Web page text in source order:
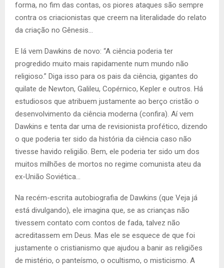
forma, no fim das contas, os piores ataques são sempre
contra os criacionistas que creem na literalidade do relato
da criação no Gênesis…
E lá vem Dawkins de novo: “A ciência poderia ter
progredido muito mais rapidamente num mundo não
religioso.” Diga isso para os pais da ciência, gigantes do
quilate de Newton, Galileu, Copérnico, Kepler e outros. Há
estudiosos que atribuem justamente ao berço cristão o
desenvolvimento da ciência moderna (confira). Aí vem
Dawkins e tenta dar uma de revisionista profético, dizendo
o que poderia ter sido da história da ciência caso não
tivesse havido religião. Bem, ele poderia ter sido um dos
muitos milhões de mortos no regime comunista ateu da
ex-União Soviética…
Na recém-escrita autobiografia de Dawkins (que Veja já
está divulgando), ele imagina que, se as crianças não
tivessem contato com contos de fada, talvez não
acreditassem em Deus. Mas ele se esquece de que foi
justamente o cristianismo que ajudou a banir as religiões
de mistério, o panteísmo, o ocultismo, o misticismo. A